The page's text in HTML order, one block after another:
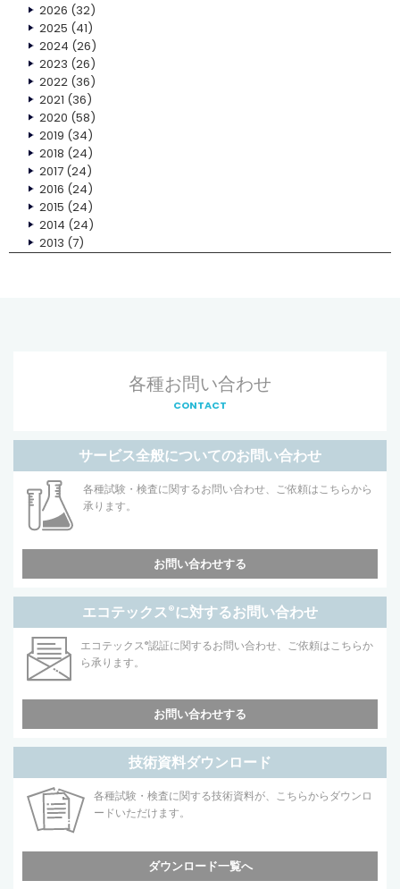
2026 (32)
2025 (41)
2024 (26)
2023 (26)
2022(36)
2021 (36)
2020 (58)
2019 (34)
2018 (24)
2017(24)
2016 (24)
2015 (24)
2014 (24)
2013 (7)
各種お問い合わせ
CONTACT
サービス全般についてのお問い合わせ
各種試験・検査に関するお問い合わせ、ご依頼はこちらから
承ります。
お問い合わせする
エコテックス®に対するお問い合わせ
エコテックス®認証に関するお問い合わせ、ご依頼はこちらか
ら承ります。
お問い合わせする
技術資料ダウンロード
各種試験・検査に関する技術資料が、こちらからダウンロ
ードいただけます。
ダウンロード一覧へ